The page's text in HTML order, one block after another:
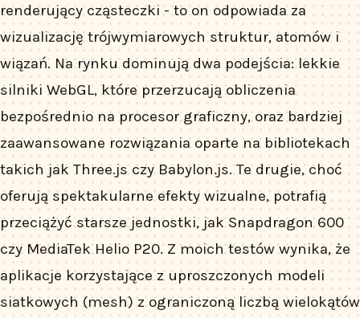
renderujący cząsteczki - to on odpowiada za
wizualizację trójwymiarowych struktur, atomów i
wiązań. Na rynku dominują dwa podejścia: lekkie
silniki WebGL, które przerzucają obliczenia
bezpośrednio na procesor graficzny, oraz bardziej
zaawansowane rozwiązania oparte na bibliotekach
takich jak Three.js czy Babylon.js. Te drugie, choć
oferują spektakularne efekty wizualne, potrafią
przeciążyć starsze jednostki, jak Snapdragon 600
czy MediaTek Helio P20. Z moich testów wynika, że
aplikacje korzystające z uproszczonych modeli
siatkowych (mesh) z ograniczoną liczbą wielokątów